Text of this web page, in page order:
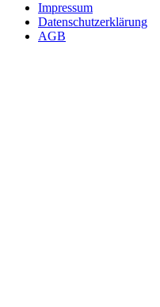
Impressum
Datenschutzerklärung
AGB